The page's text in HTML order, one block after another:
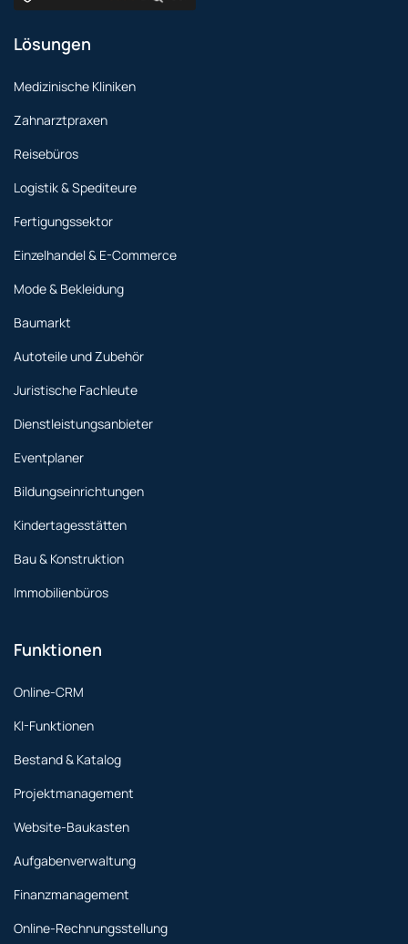
Lösungen
Medizinische Kliniken
Zahnarztpraxen
Reisebüros
Logistik & Spediteure
Fertigungssektor
Einzelhandel & E-Commerce
Mode & Bekleidung
Baumarkt
Autoteile und Zubehör
Juristische Fachleute
Dienstleistungsanbieter
Eventplaner
Bildungseinrichtungen
Kindertagesstätten
Bau & Konstruktion
Immobilienbüros
Funktionen
Online-CRM
KI-Funktionen
Bestand & Katalog
Projektmanagement
Website-Baukasten
Aufgabenverwaltung
Finanzmanagement
Online-Rechnungsstellung